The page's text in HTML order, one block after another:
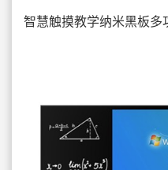
智慧触摸教学纳米黑板多